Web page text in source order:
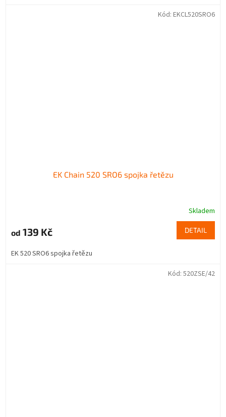
EK Chain 520 SRO6 spojka řetězu
Skladem
od 139 Kč DETAIL
EK 520 SRO6 spojka řetězu
Kód: EKCL520SRO6
Kód: 520ZSE/42